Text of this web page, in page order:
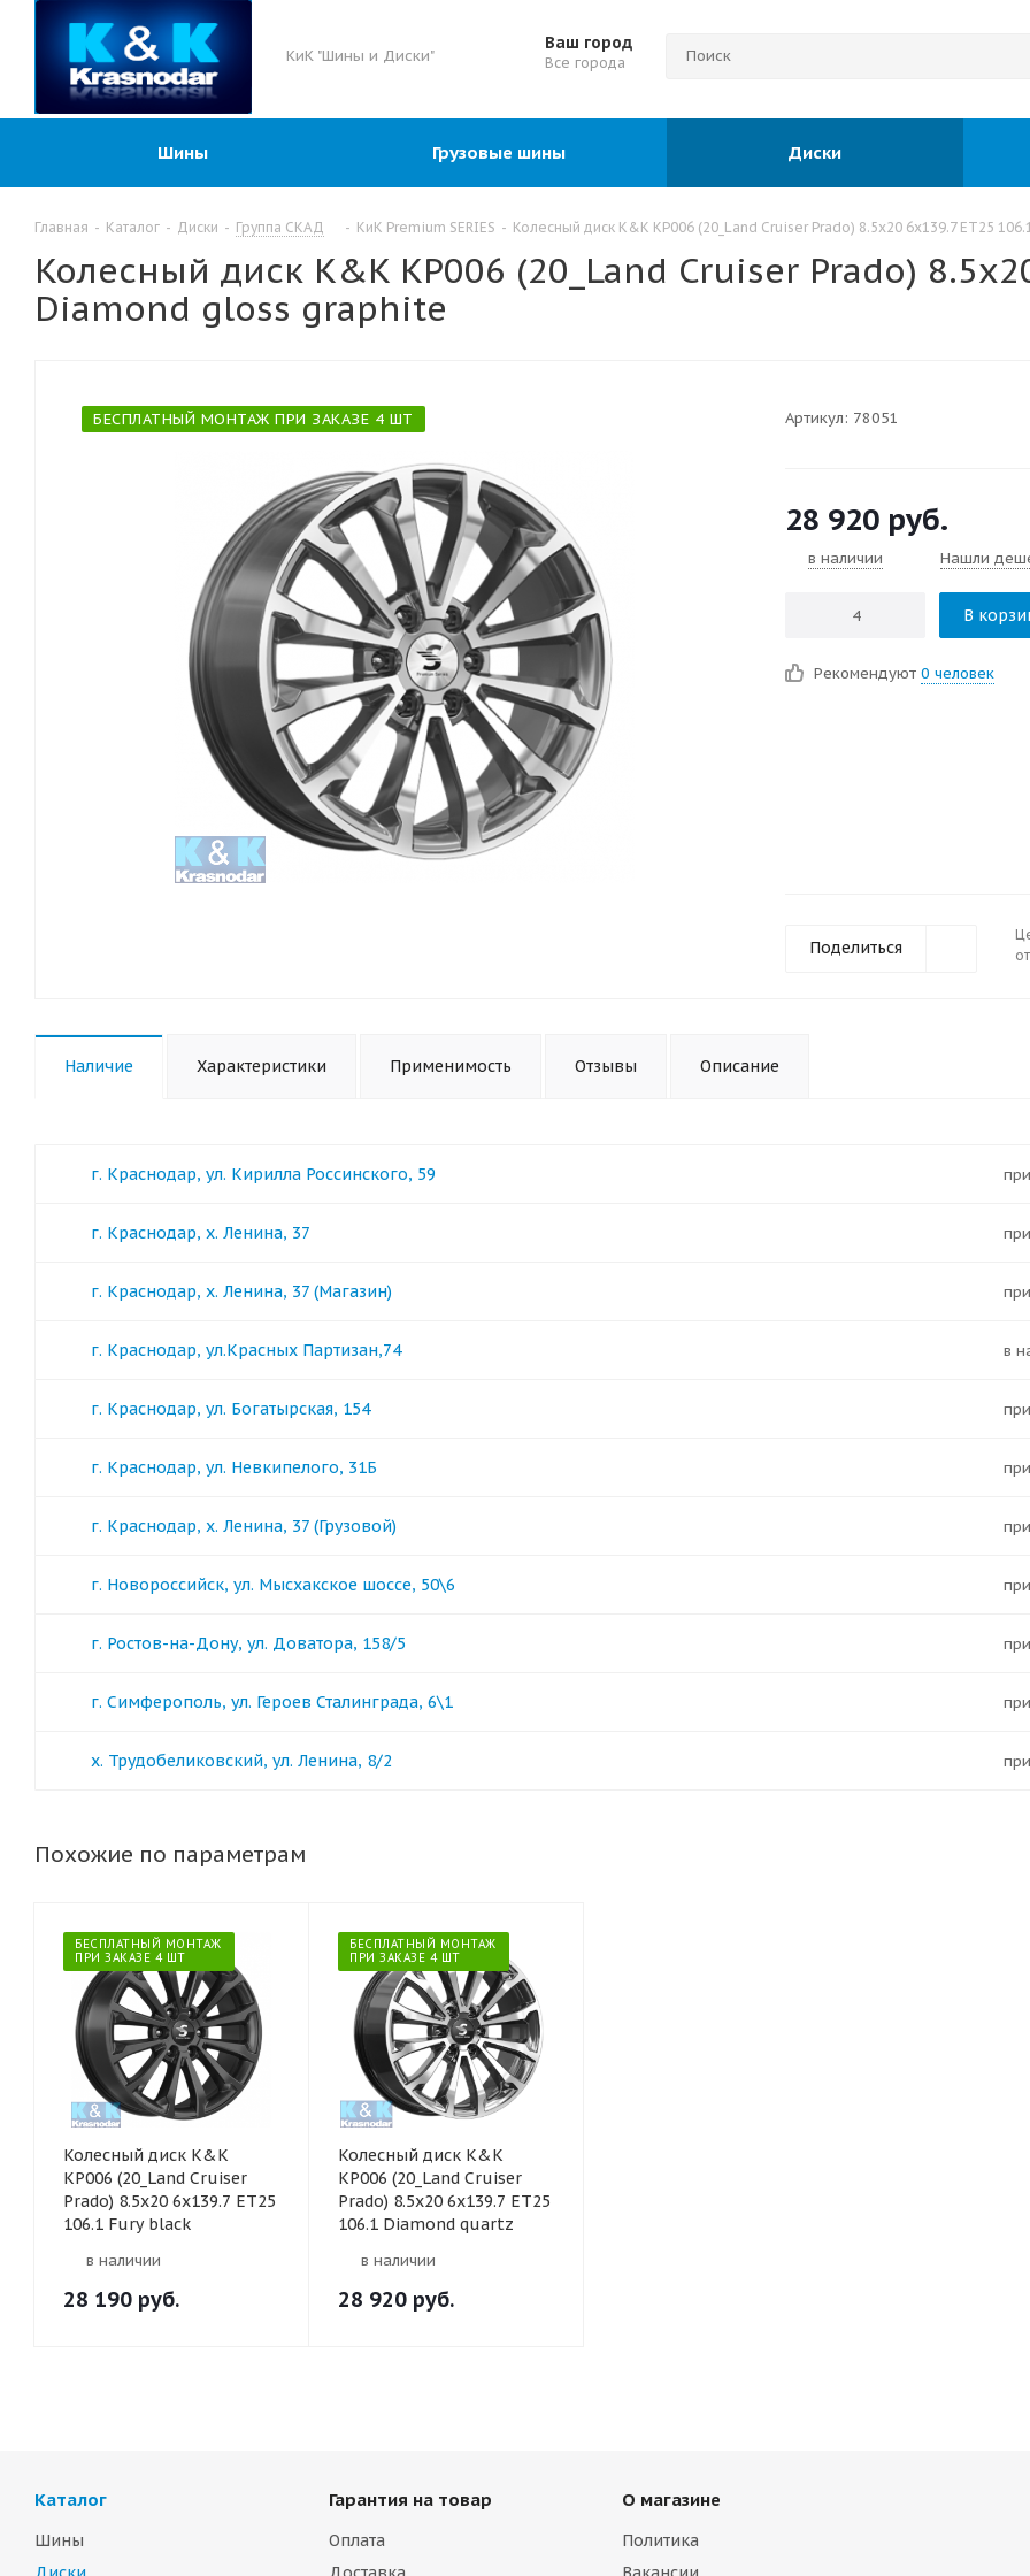
КиК "Шины и Диски"
Ваш город
Все города
Шины Грузовые шины Диски
Главная - Каталог - Диски - Группа СКАД - КиК Premium SERIES - Колесный диск K&K KP006 (20_Land Cruiser Prado) 8.5x20 6x139.7 ET25
Колесный диск K&K KP006 (20_Land Cruiser Prado)
Diamond gloss graphite
БЕСПЛАТНЫЙ МОНТАЖ ПРИ ЗАКАЗЕ 4 ШТ Артикул: 78051
28 920 руб.
в наличии Нашли
В
Рекомендуют 0 человек
Поделиться
Наличие Характеристики Применимость Отзывы Описание
г. Краснодар, ул. Кирилла Россинского, 59
г. Краснодар, х. Ленина, 37
г. Краснодар, х. Ленина, 37 (Магазин)
в
г. Краснодар, ул.Красных Партизан,74
г. Краснодар, ул. Богатырская, 154
г. Краснодар, ул. Невкипелого, 31Б
г. Краснодар, х. Ленина, 37 (Грузовой)
г. Новороссийск, ул. Мысхакское шоссе, 50\6
г. Ростов-на-Дону, ул. Доватора, 158/5
г. Симферополь, ул. Героев Сталинграда, 6\1
х. Трудобеликовский, ул. Ленина, 8/2
Похожие по параметрам
БЕСПЛАТНЫЙ МОНТАЖ
ПРИ ЗАКАЗЕ 4 ШТ
Колесный диск K&K
KP006 (20_Land Cruiser
Prado) 8.5x20 6x139.7 ET25
106.1 Fury black
в наличии
28 190 руб.
БЕСПЛАТНЫЙ МОНТАЖ
ПРИ ЗАКАЗЕ 4 ШТ
Колесный диск K&K
KP006 (20_Land Cruiser
Prado) 8.5x20 6x139.7 ET25
106.1 Diamond quartz
в наличии
28 920 руб.
Каталог
Шины
Гарантия на товар
Оплата
О магазине
Политика